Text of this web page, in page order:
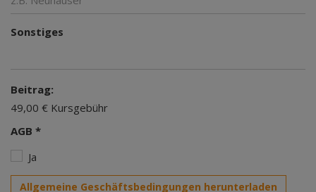
Sonstiges
Beitrag:
49,00 € Kursgebühr
AGB *
Ja
Allgemeine Geschäftsbedingungen herunterladen